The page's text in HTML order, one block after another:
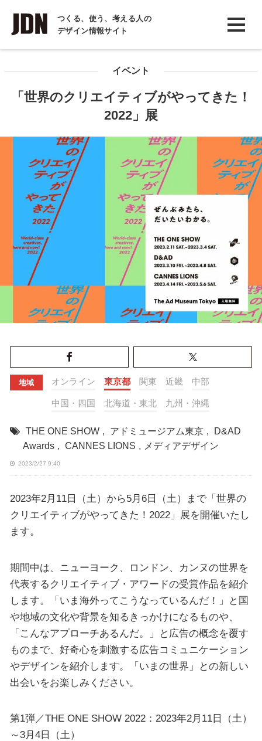
つくる、使う、考える人の
デザイン情報サイト
INTERVIEW
インタビュー
イベント
「世界のクリエイティブがやってきた！
2022」展
地域 オンライン 東京都 関東 近畿 中部
中国・四国 北海道・東北 九州・沖縄
THE ONE SHOW , アドミュージアム東京 ,
D&AD
Awards , CANNES LIONS , メディアデザイン
2023/2/27 9:40
2023年2月11日（土）から5月6日（土）まで「世界の
クリエイティブがやってきた！2022」展を開催いたし
ます。
期間中は、ニューヨーク、ロンドン、カンヌの世界を
代表するクリエイティブ・アワードの受賞作品を紹介
します。「いま海外ってこうなっているんだ！」と国
や地域の文化や背景を知るきっかけになるものや、
「こんなアプローチあるんだ。」と広告の概念を覆す
ものまで、好奇心を刺激する広告コミュニケーション
やデザインを紹介します。「いまの世界」との新しい
出会いをお楽しみください。
第1弾／THE ONE SHOW 2022：2023年2月11日（土）
～3月4日（土）